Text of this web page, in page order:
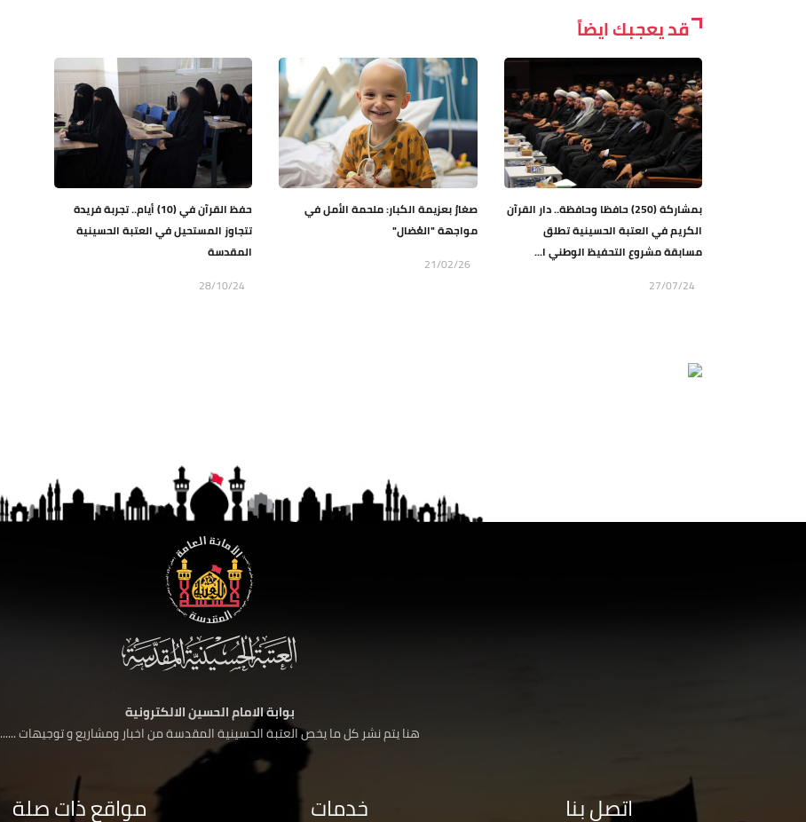
قد يعجبك ايضاً
بمشاركة (250) حافظا وحافظة.. دار القرآن
الكريم في العتبة الحسينية تطلق
مسابقة مشروع التحفيظ الوطني ا...
27/07/24
صغارٌ بعزيمة الكبار: ملحمة الأمل في
مواجهة "العُضال"
21/02/26
حفظ القرآن في (10) أيام.. تجربة فريدة
تتجاوز المستحيل في العتبة الحسينية
المقدسة
28/10/24
بوابة الامام الحسين الالكترونية
هنا يتم نشر كل ما يخص العتبة الحسينية المقدسة من اخبار ومشاريع و توجيهات ......
اتصل بنا خدمات مواقع ذات صلة